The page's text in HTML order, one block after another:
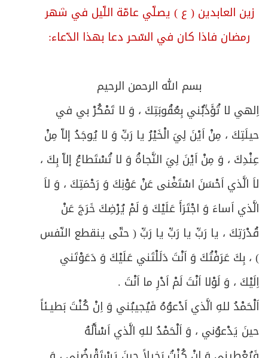
زين العابدين ( ع ) يصلّي عامّة اللّيل في شهر
رمضان فاذا كان في السّحر دعا بهذا الدّعاء:
بسم الله الرحمن الرحيم
اِلهي لا تُؤَدِّبْني بِعُقُوبَتِكَ ، وَ لا تَمْكُرْ بي في
حيلَتِكَ ، مِنْ اَيْنَ لِيَ الْخَيْرُ يا رَبِّ وَ لا يُوجَدُ إلاّ مِنْ
عِنْدِكَ ، وَ مِنْ اَيْنَ لِيَ النَّجاةُ وَ لا تُسْتَطاعُ إلاّ بِكَ ،
لاَ الَّذي اَحْسَنَ اسْتَغْنى عَنْ عَوْنِكَ وَ رَحْمَتِكَ ، وَ لاَ
الَّذي اَساءَ وَ اجْتَرَأَ عَلَيْكَ وَ لَمْ يُرْضِكَ خَرَجَ عَنْ
قُدْرَتِكَ ، يا رَبِّ يا رَبِّ يا رَبِّ ( حتّى ينقطع النّفس
) ، بِكَ عَرَفْتُكَ وَ اَنْتَ دَلَلْتَني عَلَيْكَ وَ دَعَوْتَني
اِلَيْكَ ، وَ لَوْلا اَنْتَ لَمْ اَدْرِ ما اَنْتَ .
اَلْحَمْدُ للهِ الَّذي اَدْعوُهُ فَيُجيبُني وَ اِنْ كُنْتَ بَطيـئاً
حينَ يَدْعوُني ، وَ اَلْحَمْدُ للهِ الَّذي اَسْأَلُهُ